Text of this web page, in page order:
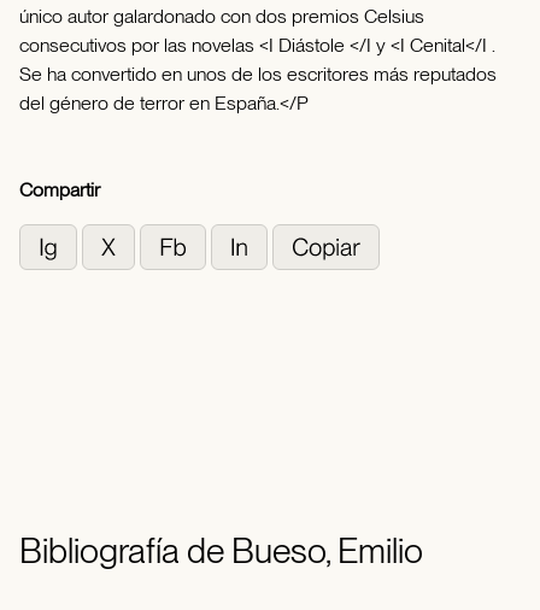
único autor galardonado con dos premios Celsius
consecutivos por las novelas <I Diástole </I y <I Cenital</I .
Se ha convertido en unos de los escritores más reputados
del género de terror en España.</P
Compartir
Bibliografía de Bueso, Emilio